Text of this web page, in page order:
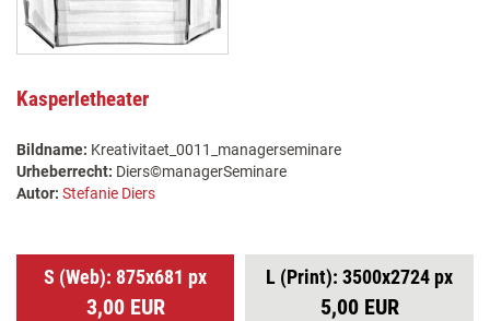
Kasperletheater
Bildname: Kreativitaet_0011_managerseminare
Urheberrecht: Diers©managerSeminare
Autor: Stefanie Diers
S (Web): 875x681 px
3,00 EUR
L (Print): 3500x2724 px
5,00 EUR